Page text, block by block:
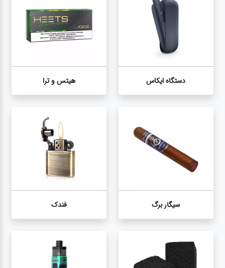
ایکاس
برگ
فندک
ذغال
ویپ
دستگاه ایکاس هیتس و ترا
سیگار برگ فندک